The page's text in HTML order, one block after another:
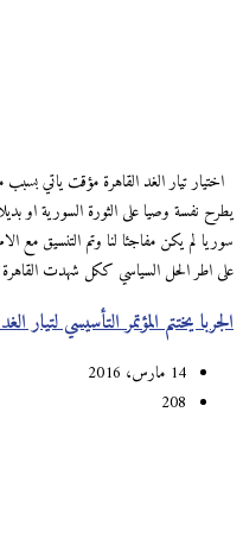
اختيار تيار الغد القاهرة مؤقت ياتي بسبب
يطرح نفسة وصيا على الثورة السورية او
سوريا لم يكن مفاجئا لنا وتم التنسيق مع
على اطر الحل السياسي ككل شهدت القاهرة
الجربا يختتم المؤتمر التأسيسي لتيار
14 مارس، 2016
208